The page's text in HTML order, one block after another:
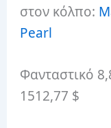
στον κόλπο:
Pearl
Φανταστικό
1512,77 $